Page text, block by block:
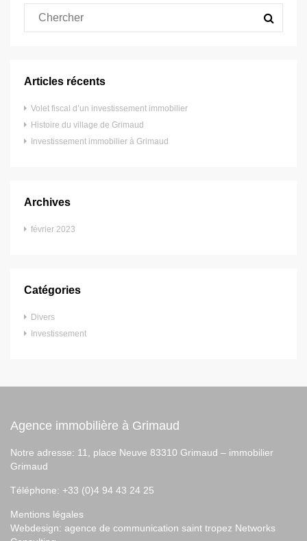
Articles récents
Volet fiscal d’un investissement immobilier
Histoire du village de Grimaud
Investissement immobilier à Grimaud
Archives
février 2023
Catégories
Divers
Investissement
Agence immobilière à Grimaud
Notre adresse: 11, place Neuve 83310 Grimaud – immobilier
Grimaud
Téléphone: +33 (0)4 94 43 24 25
Mentions légales
Webdesign: agence de communication saint tropez Networks